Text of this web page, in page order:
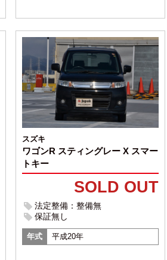
スズキ
ワゴンR スティングレー X スマー
トキー
SOLD OUT
法定整備：整備無
保証無し
年式 平成20年